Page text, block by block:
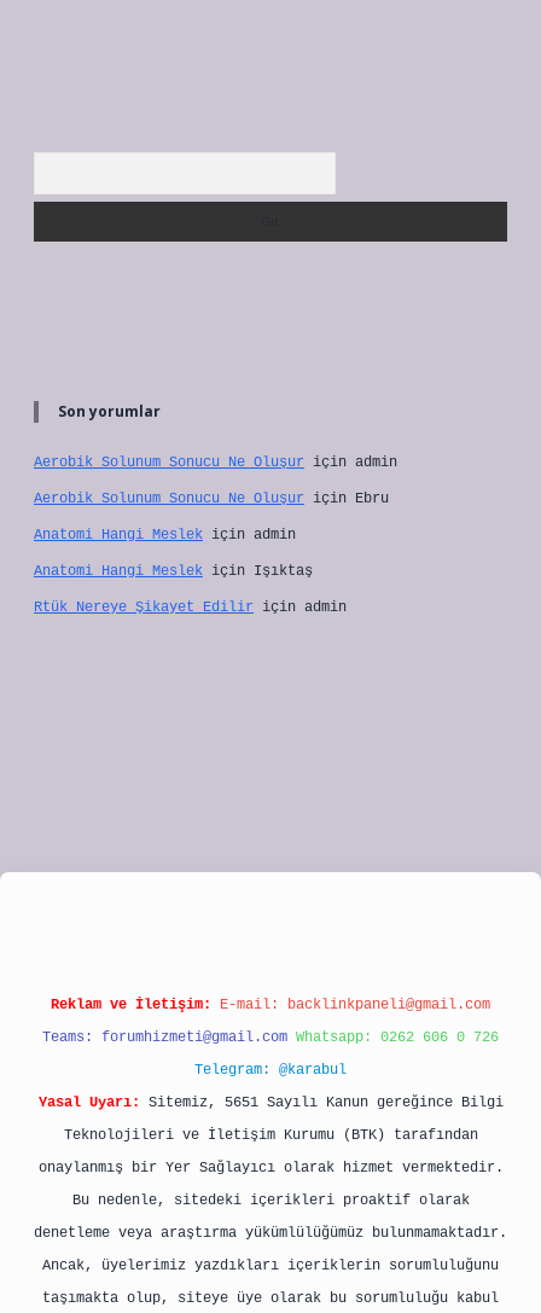
Son yorumlar
Aerobik Solunum Sonucu Ne Oluşur için admin
Aerobik Solunum Sonucu Ne Oluşur için Ebru
Anatomi Hangi Meslek için admin
Anatomi Hangi Meslek için Işıktaş
Rtük Nereye Şikayet Edilir için admin
Reklam ve İletişim: E-mail: backlinkpaneli@gmail.com
Teams: forumhizmeti@gmail.com Whatsapp: 0262 606 0 726
Telegram: @karabul
Yasal Uyarı:
Sitemiz, 5651 Sayılı Kanun gereğince Bilgi
Teknolojileri ve İletişim Kurumu (BTK) tarafından
onaylanmış bir Yer Sağlayıcı olarak hizmet vermektedir.
Bu nedenle, sitedeki içerikleri proaktif olarak
denetleme veya araştırma yükümlülüğümüz bulunmamaktadır.
Ancak, üyelerimiz yazdıkları içeriklerin sorumluluğunu
taşımakta olup, siteye üye olarak bu sorumluluğu kabul